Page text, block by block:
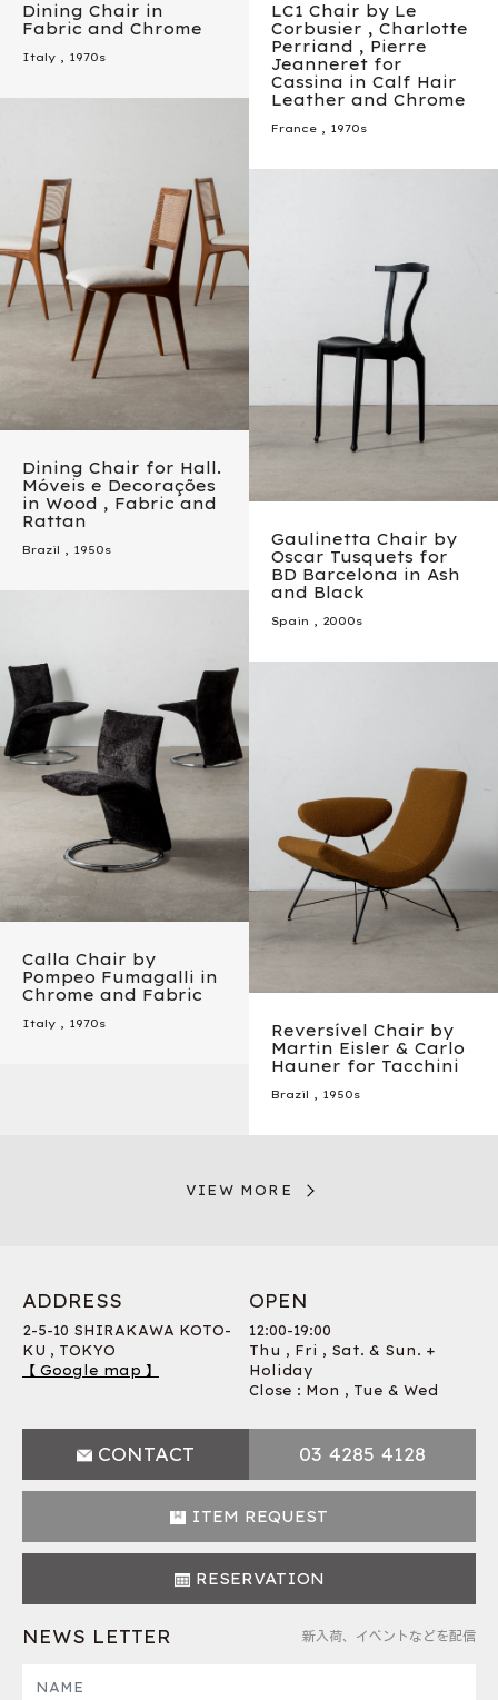
Dining Chair in
Fabric and Chrome
Italy , 1970s
LC1 Chair by Le
Corbusier , Charlotte
Perriand , Pierre
Jeanneret for
Cassina in Calf Hair
Leather and Chrome
France , 1970s
Dining Chair for Hall.
Móveis e Decorações
in Wood , Fabric and
Rattan
Brazil , 1950s
Gaulinetta Chair by
Oscar Tusquets for
BD Barcelona in Ash
and Black
Spain , 2000s
Calla Chair by
Pompeo Fumagalli in
Chrome and Fabric
Italy , 1970s
Reversível Chair by
Martin Eisler & Carlo
Hauner for Tacchini
Brazil , 1950s
VIEW MORE
ADDRESS
2-5-10 SHIRAKAWA KOTO-
KU , TOKYO
【 Google map 】
OPEN
12:00-19:00
Thu , Fri , Sat. & Sun. +
Holiday
Close : Mon , Tue & Wed
CONTACT 03 4285 4128
ITEM REQUEST
RESERVATION
NEWS LETTER 新入荷、イベントなどを配信